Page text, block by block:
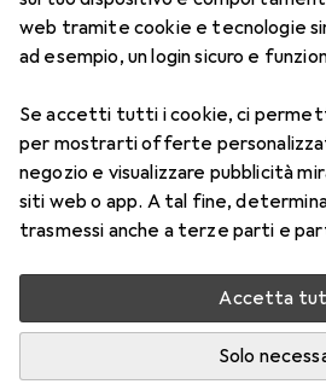
web tramite cookie e tecnologie
ad esempio, un login sicuro e
Se accetti tutti i cookie, ci
per mostrarti offerte
negozio e visualizzare pubblicità
siti web o app. A tal fine,
trasmessi anche a terze parti e
Accetta
Solo
Accessori per
nylon
Qui trovi accessori adatti per il
in nylon della categoria Accessori